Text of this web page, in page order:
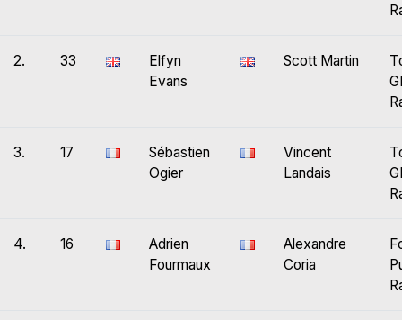
2. 33
Elfyn
Evans
Scott Martin
3. 17
Sébastien
Ogier
Vincent
Landais
4. 16
Adrien
Fourmaux
Alexandre
Coria